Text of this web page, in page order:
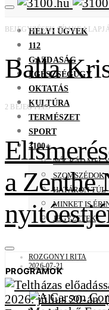
HELYI ÜGYEK
112
GAZDASÁG
EGÉSZSÉGÜGY
OKTATÁS
KULTÚRA
TERMÉSZET
SPORT
3100+
NÓGRÁD
SZOMSZÉDOK
HATÁRON TÚL
MINKET IS
JEGYZETEK
PROGRAMOK
BEJEGYZÉSEK CÍMKE
Balla
2 BEJEGYZÉS
a Zenthe
ROZGONYI RITA
2026-07-21